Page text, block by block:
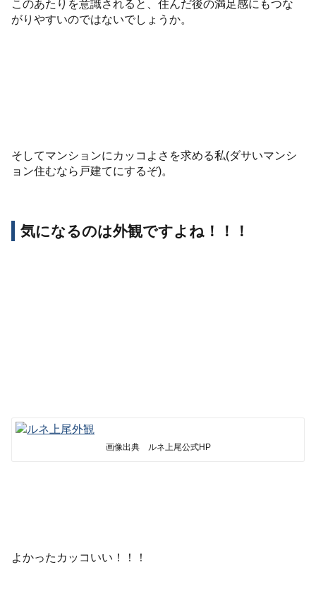
このあたりを意識されると、住んだ後の満足感にもつな
がりやすいのではないでしょうか。
そしてマンションにカッコよさを求める私(ダサいマンシ
ョン住むなら戸建てにするぞ)。
気になるのは外観ですよね！！！
画像出典 ルネ上尾公式HP
よかったカッコいい！！！